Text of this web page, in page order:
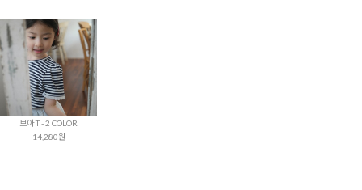
브아 T - 2 COLOR
14,280원